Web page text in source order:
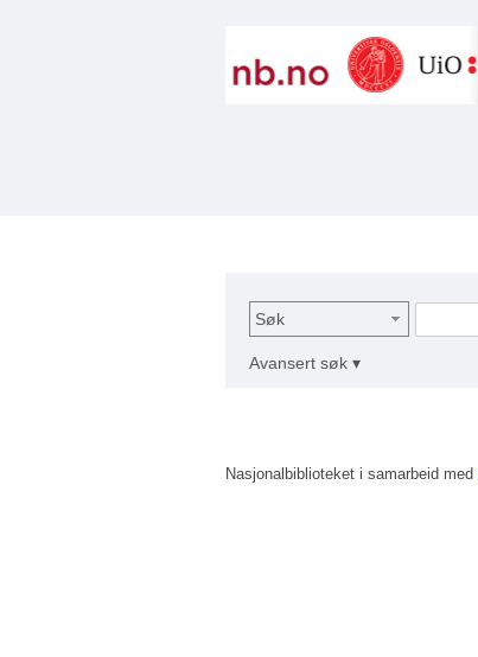
Søk
Avansert søk ▾
Nasjonalbiblioteket i samarbeid med